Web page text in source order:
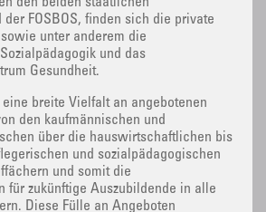
der FOSBOS, finden sich die private
unter anderem die
und das
Gesundheit.
breite Vielfalt an angebotenen
den kaufmännischen und
über die hauswirtschaftlichen bis
und sozialpädagogischen
und somit die
für zukünftige Auszubildende in alle
Diese Fülle an Angeboten